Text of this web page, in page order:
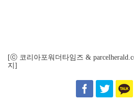
[ⓒ 코리아포워더타임즈 &
지]